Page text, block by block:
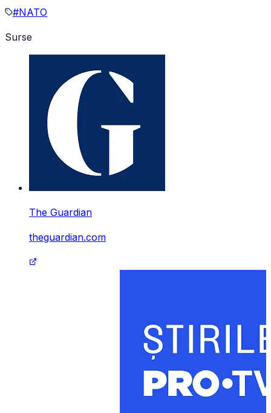
#NATO
Surse
The Guardian
theguardian.com